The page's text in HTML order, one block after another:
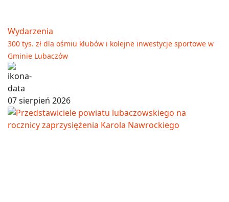
Wydarzenia
300 tys. zł dla ośmiu klubów i kolejne inwestycje sportowe w
Gminie Lubaczów
07 sierpień 2026